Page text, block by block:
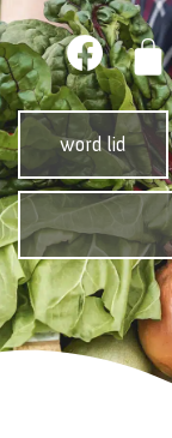
word lid